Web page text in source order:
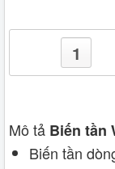
Mô tả Biến tần
Biến tần